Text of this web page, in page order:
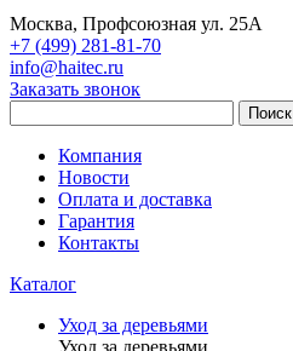
Москва, Профсоюзная ул. 25А
+7 (499) 281-81-70
info@haitec.ru
Заказать звонок
Поиск
Компания
Новости
Оплата и доставка
Гарантия
Контакты
Каталог
Уход за деревьями
Уход за деревьями